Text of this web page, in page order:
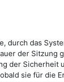
durch das
der
der
sie für